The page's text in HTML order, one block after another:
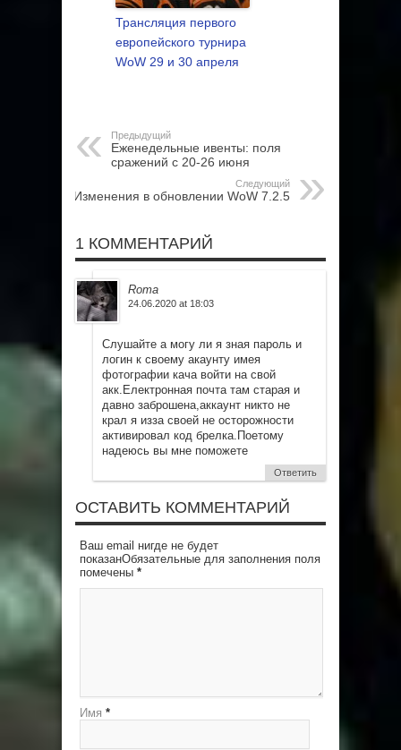
Трансляция первого
европейского турнира
WoW 29 и 30 апреля
Предыдущий
Еженедельные ивенты: поля
сражений с 20-26 июня
Следующий
Изменения в обновлении WoW 7.2.5
1 КОММЕНТАРИЙ
Roma
24.06.2020 at 18:03
Cлушайте а могу ли я зная пароль и
логин к своему акаунту имея
фотографии кача войти на свой
акк.Електронная почта там старая и
давно заброшена,аккаунт никто не
крал я изза своей не осторожности
активировал код брелка.Поетому
надеюсь вы мне поможете
Ответить
ОСТАВИТЬ КОММЕНТАРИЙ
Ваш email нигде не будет
показанОбязательные для заполнения поля
помечены *
Имя *